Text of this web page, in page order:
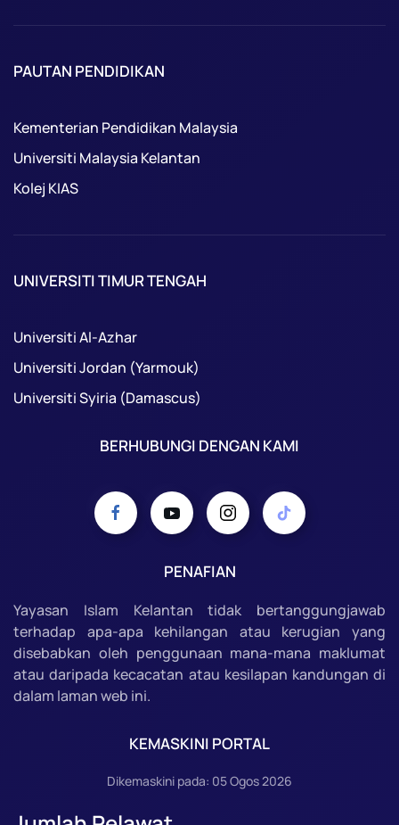
PAUTAN PENDIDIKAN
Kementerian Pendidikan Malaysia
Universiti Malaysia Kelantan
Kolej KIAS
UNIVERSITI TIMUR TENGAH
Universiti Al-Azhar
Universiti Jordan (Yarmouk)
Universiti Syiria (Damascus)
BERHUBUNGI DENGAN KAMI
PENAFIAN
Yayasan Islam Kelantan tidak bertanggungjawab
terhadap apa-apa kehilangan atau kerugian yang
disebabkan oleh penggunaan mana-mana maklumat
atau daripada kecacatan atau kesilapan kandungan di
dalam laman web ini.
KEMASKINI PORTAL
Dikemaskini pada: 05 Ogos 2026